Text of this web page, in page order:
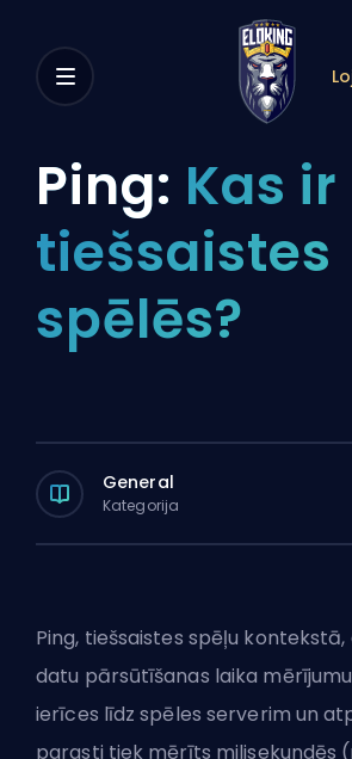
Ping: Kas
tiešsaistes
spēlēs?
General
Kategorija
Ping, tiešsaistes spēļu
datu pārsūtīšanas laika
ierīces līdz spēles serverim un
parasti tiek mērīts milisekundēs